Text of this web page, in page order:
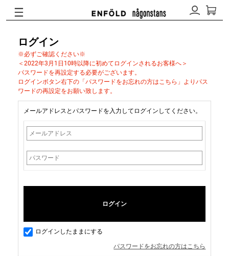
ログイン
※必ずご確認ください※
＜2022年3月1日10時以降に初めてログインされるお客様へ＞
パスワードを再設定する必要がございます。
ログインボタン右下の「パスワードをお忘れの方はこちら」よりパス
ワードの再設定をお願い致します。
メールアドレスとパスワードを入力してログインしてください。
ログインしたままにする
パスワードをお忘れの方はこちら